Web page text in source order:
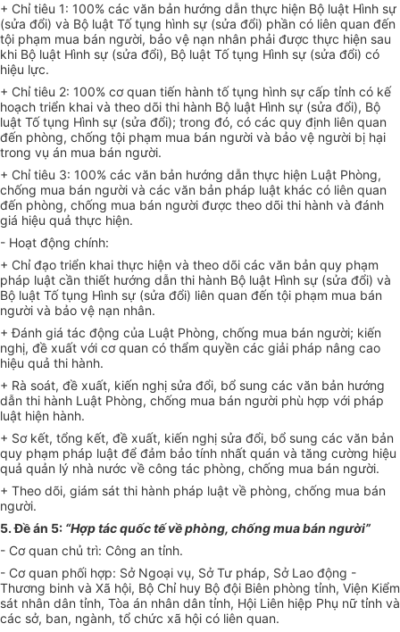
+ Chỉ tiêu 1: 100% các văn bản hướng dẫn thực hiện Bộ luật Hình sự
(sửa đổi) và Bộ luật Tố tụng hình sự (sửa đổi) phần có liên quan đến
tội phạm mua bán người, bảo vệ nạn nhân phải được thực hiện sau
khi Bộ luật Hình sự (sửa đổi), Bộ luật Tố tụng Hình sự (sửa đổi) có
hiệu lực.
+ Chỉ tiêu 2: 100% cơ quan tiến hành tố tụng hình sự cấp tỉnh có kế
hoạch triển khai và theo dõi thi hành Bộ luật Hình sự (sửa đổi), Bộ
luật Tố tụng Hình sự (sửa đổi); trong đó, có các quy định liên quan
đến phòng, chống tội phạm mua bán người và bảo vệ người bị hại
trong vụ án mua bán người.
+ Chỉ tiêu 3: 100% các văn bản hướng dẫn thực hiện Luật Phòng,
chống mua bán người và các văn bản pháp luật khác có liên quan
đến phòng, chống mua bán người được theo dõi thi hành và đánh
giá hiệu quả thực hiện.
- Hoạt động chính:
+ Chỉ đạo triển khai thực hiện và theo dõi các văn bản quy phạm
pháp luật cần thiết hướng dẫn thi hành Bộ luật Hình sự (sửa đổi) và
Bộ luật Tố tụng Hình sự (sửa đổi) liên quan đến tội phạm mua bán
người và bảo vệ nạn nhân.
+ Đánh giá tác động của Luật Phòng, chống mua bán người; kiến
nghị, đề xuất với cơ quan có thẩm quyền các giải pháp nâng cao
hiệu quả thi hành.
+ Rà soát, đề xuất, kiến nghị sửa đổi, bổ sung các văn bản hướng
dẫn thi hành Luật Phòng, chống mua bán người phù hợp với pháp
luật hiện hành.
+ Sơ kết, tổng kết, đề xuất, kiến nghị sửa đổi, bổ sung các văn bản
quy phạm pháp luật để đảm bảo tính nhất quán và tăng cường hiệu
quả quản lý nhà nước về công tác phòng, chống mua bán người.
+ Theo dõi, giám sát thi hành pháp luật về phòng, chống mua bán
người.
5.Đề án 5: “Hợp tác quốc tế về phòng, chống mua bán người”
- Cơ quan chủ trì: Công an tỉnh.
- Cơ quan phối hợp: Sở Ngoại vụ, Sở Tư pháp, Sở Lao động -
Thương binh và Xã hội, Bộ Chỉ huy Bộ đội Biên phòng tỉnh, Viện Kiểm
sát nhân dân tỉnh, Tòa án nhân dân tỉnh, Hội Liên hiệp Phụ nữ tỉnh và
các sở, ban, ngành, tổ chức xã hội có liên quan.